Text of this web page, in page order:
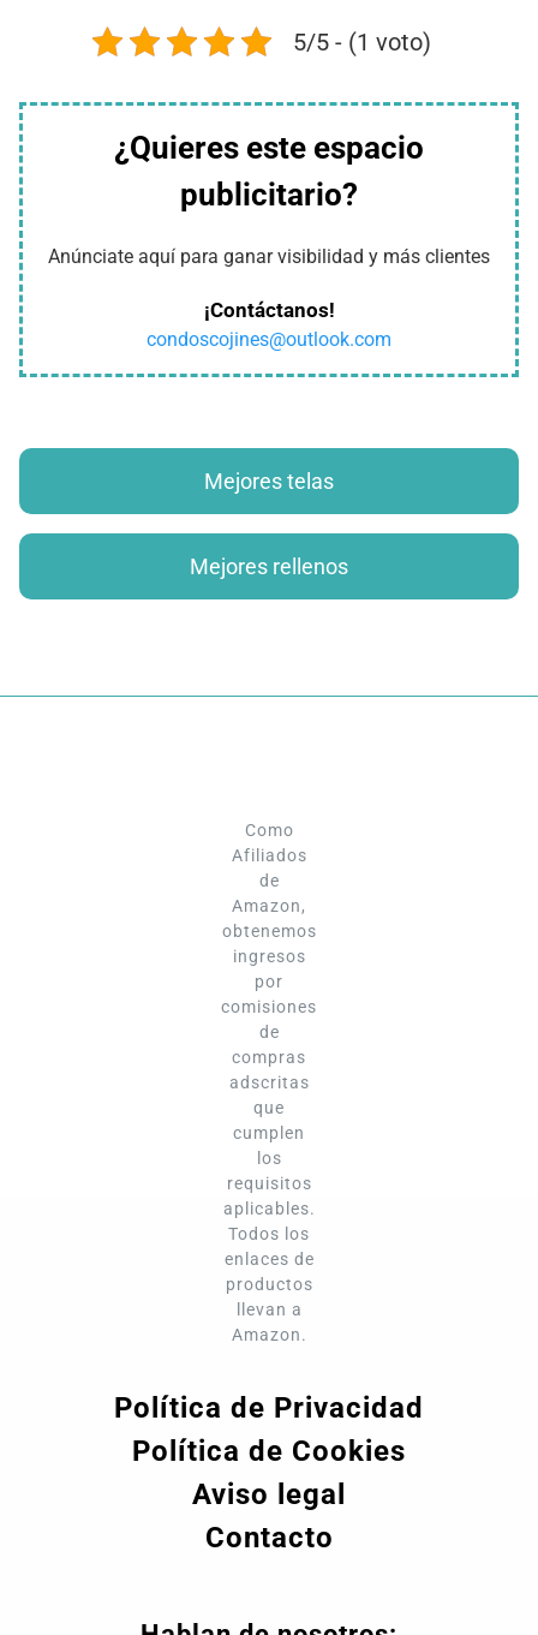
5/5 - (1 voto)
¿Quieres este espacio
publicitario?
Anúnciate aquí para ganar visibilidad y más clientes
¡Contáctanos!
condoscojines@outlook.com
Mejores telas
Mejores rellenos
Como
Afiliados
de
Amazon,
obtenemos
ingresos
por
comisiones
de
compras
adscritas
que
cumplen
los
requisitos
aplicables.
Todos los
enlaces de
productos
llevan a
Amazon.
Política de Privacidad
Política de Cookies
Aviso legal
Contacto